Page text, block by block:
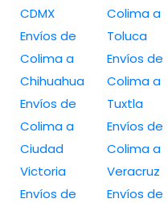
CDMX
Envíos de
Colima a
Chihuahua
Envíos de
Colima a
Ciudad
Victoria
Envíos de
Colima a
Toluca
Envíos de
Colima a
Tuxtla
Envíos de
Colima a
Veracruz
Envíos de